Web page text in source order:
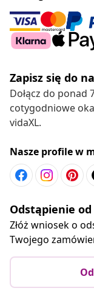
Zapisz się do
Dołącz do ponad
cotygodniowe
vidaXL.
Nasze profile w
Odstąpienie
Złóż wniosek o
Twojego